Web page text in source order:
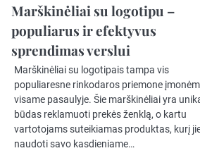
Marškinėliai su logotipu –
populiarus ir efektyvus
sprendimas verslui
Marškinėliai su logotipais tampa vis
populiaresne rinkodaros priemone
visame pasaulyje. Šie marškinėliai yra
būdas reklamuoti prekės ženklą, o kartu
vartotojams suteikiamas produktas, kurį
naudoti savo kasdieniame…